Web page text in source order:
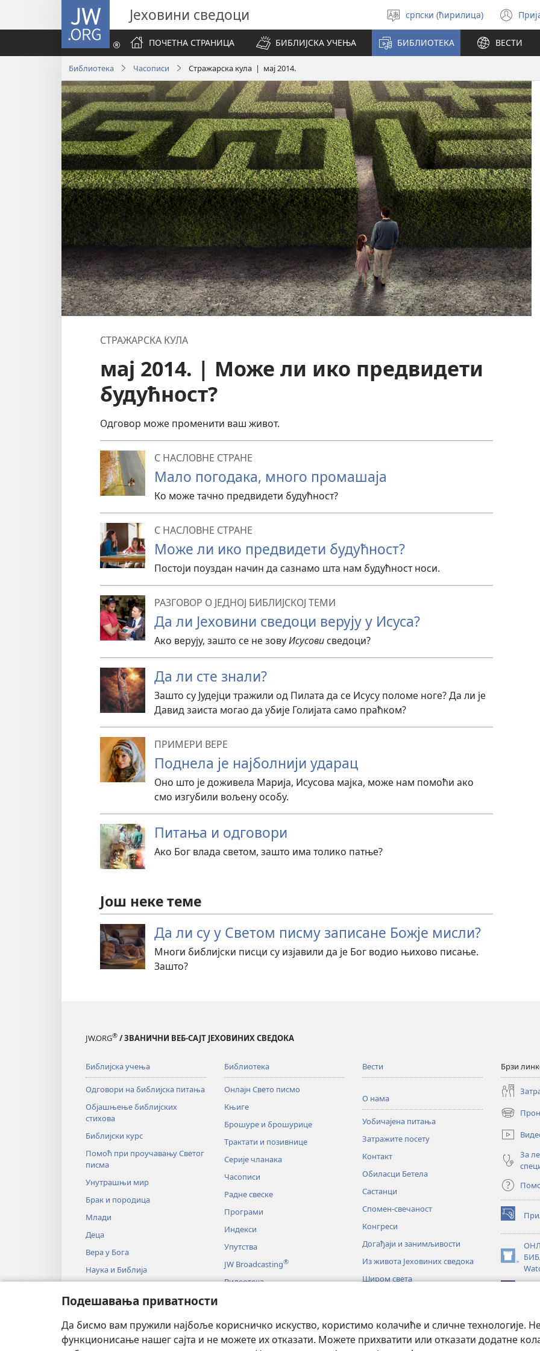
Подешавања приватности
Да бисмо вам пружили најбоље корисничко искуство, користимо колачиће и сличне технологије.
функционисање нашег сајта и не можете их отказати. Можете прихватити или отказати додатне
JW.ORG Јеховини сведоци
Изабери
језик
српски (ћирилица)
ПОЧЕТНА СТРАНИЦА
БИБЛИЈСКА УЧЕЊА БИБЛИОТЕКА ВЕСТИ
Библиотека Часописи Стражарска кула | мај 2014.
СТРАЖАРСКА КУЛА
мај 2014. | Може ли ико предвидети
будућност?
Одговор може променити ваш живот.
С НАСЛОВНЕ СТРАНЕ
Мало погодака, много промашаја
Ко може тачно предвидети будућност?
С НАСЛОВНЕ СТРАНЕ
Може ли ико предвидети будућност?
Постоји поуздан начин да сазнамо шта нам будућност носи.
РАЗГОВОР О ЈЕДНОЈ БИБЛИЈСКОЈ ТЕМИ
Да ли Јеховини сведоци верују у Исуса?
Ако верују, зашто се не зовуИсусовисведоци?
Да ли сте знали?
Зашто су Јудејци тражили од Пилата да се Исусу поломе ноге? Да ли је
Давид заиста могао да убије Голијата само праћком?
ПРИМЕРИ ВЕРЕ
Поднела је најболнији ударац
Оно што је доживела Марија, Исусова мајка, може нам помоћи ако
смо изгубили вољену особу.
Питања и одговори
Ако Бог влада светом, зашто има толико патње?
Још неке теме
Да ли су у Светом писму записане Божје мисли?
Многи библијски писци су изјавили да је Бог водио њихово писање.
Зашто?
JW.ORG® / ЗВАНИЧНИ ВЕБ-САЈТ ЈЕХОВИНИХ СВЕДОКА
Библијска учења
Одговори на библијска питања
Објашњење библијских
стихова
Библијски курс
Помоћ при проучавању Светог
писма
Унутрашњи мир
Брак и породица
Млади
Деца
Вера у Бога
Наука и Библија
Библиотека
Онлајн Свето писмо
Књиге
Брошуре и брошурице
Трактати и позивнице
Серије чланака
Часописи
Радне свеске
Програми
Индекси
Упутства
JW Broadcasting®
Видеотека
Драмско читање Светог писма
Вести
О нама
Уобичајена питања
Затражите посету
Контакт
Обиласци Бетела
Састанци
Спомен-свечаност
Конгреси
Догађаји и занимљивости
Из живота Јеховиних сведока
Широм света
Брзи
(отвара
нови
прозор)
За
(отвара
нови
прозор)
(отвара
прозор)